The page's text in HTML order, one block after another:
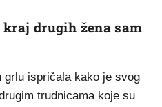
drugih žena sam
grlu ispričala kako je svog
trudnicama koje su